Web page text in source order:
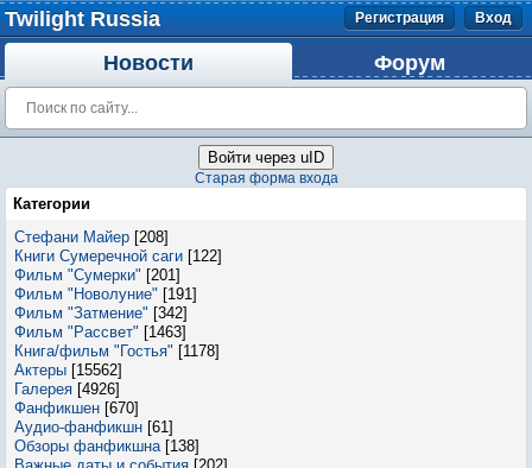
Twilight Russia Регистрация Вход
Новости Форум
Войти через uID
Старая форма входа
Категории
Стефани Майер [208]
Книги Сумеречной саги [122]
Фильм "Сумерки" [201]
Фильм "Новолуние" [191]
Фильм "Затмение" [342]
Фильм "Рассвет" [1463]
Книга/фильм "Гостья" [1178]
Актеры [15562]
Галерея [4926]
Фанфикшен [670]
Аудио-фанфикшн [61]
Обзоры фанфикшна [138]